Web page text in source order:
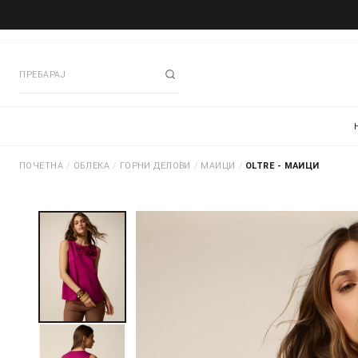
ПОЧЕТНА / ОБЛЕКА / ГОРНИ ДЕЛОВИ / МАИЦИ / OLTRE - МАИЦИ